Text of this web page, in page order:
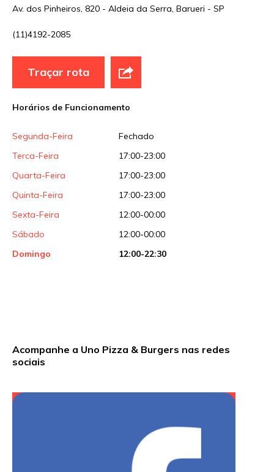
Av. dos Pinheiros, 820 - Aldeia da Serra, Barueri - SP
(11)4192-2085
Traçar rota
Horários de Funcionamento
Segunda-Feira
Fechado
Terca-Feira
17:00-23:00
Quarta-Feira
17:00-23:00
Quinta-Feira
17:00-23:00
Sexta-Feira
12:00-00:00
Sábado
12:00-00:00
Domingo
12:00-22:30
Acompanhe a Uno Pizza & Burgers nas redes
sociais